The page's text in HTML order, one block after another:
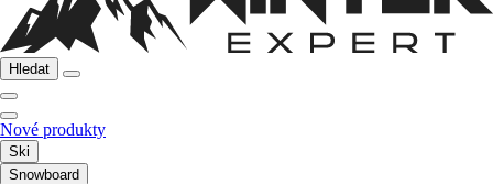
Hledat
Nové produkty
Ski
Snowboard